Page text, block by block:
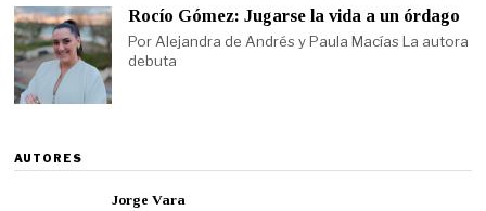
Rocío Gómez: Jugarse la vida a un órdago
Por Alejandra de Andrés y Paula Macías La autora
debuta
AUTORES
Jorge Vara